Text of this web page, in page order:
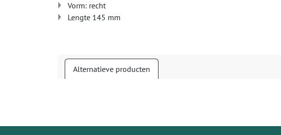
Vorm: recht
Lengte 145 mm
Alternatieve producten